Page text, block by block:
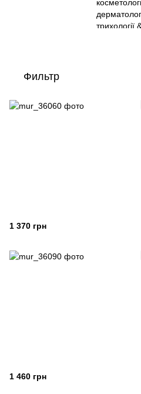
Фильтр
1 370 грн
1 460 грн